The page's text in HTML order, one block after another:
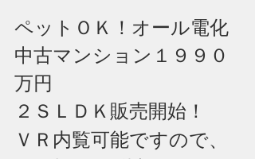
ペットＯＫ！オール電化
中古マンション１９９０
万円
２ＳＬＤＫ販売開始！
ＶＲ内覧可能ですので、